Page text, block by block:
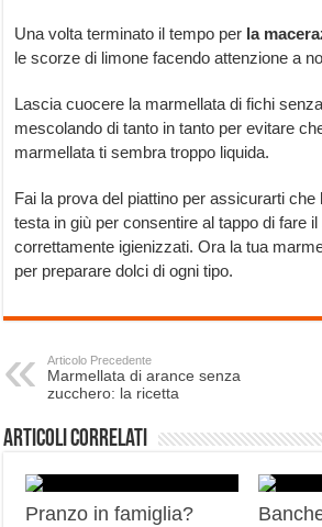
Una volta terminato il tempo per la
le scorze di limone facendo attenzione a
Lascia cuocere la marmellata di fichi
mescolando di tanto in tanto per evitare
marmellata ti sembra troppo liquida.
Fai la prova del piattino per assicurarti
testa in giù per consentire al tappo di fare il
correttamente igienizzati. Ora la tua
per preparare dolci di ogni tipo.
Articolo Precedente
Marmellata di arance senza
zucchero: la ricetta
Articoli correlati
Pranzo in famiglia?